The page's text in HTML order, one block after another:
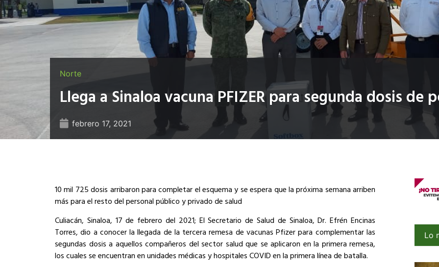
Norte
Llega a Sinaloa vacuna PFIZER para segunda dosis de
febrero 17, 2021
10 mil 725 dosis arribaron para completar el esquema y se espera que la próxima semana arriben
más para el resto del personal público y privado de salud
Culiacán, Sinaloa, 17 de febrero del 2021; El Secretario de Salud de Sinaloa, Dr. Efrén Encinas
Torres, dio a conocer la llegada de la tercera remesa de vacunas Pfizer para complementar las
segundas dosis a aquellos compañeros del sector salud que se aplicaron en la primera remesa,
los cuales se encuentran en unidades médicas y hospitales COVID en la primera línea de batalla.
Lo